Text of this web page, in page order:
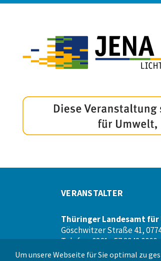
VERANSTALTER
Thüringer Landesamt
Göschwitzer Straße 41,
Telefon: 0361 - 57 3942 0000
Webseite:
Um unsere Webseite für Sie optimal zu